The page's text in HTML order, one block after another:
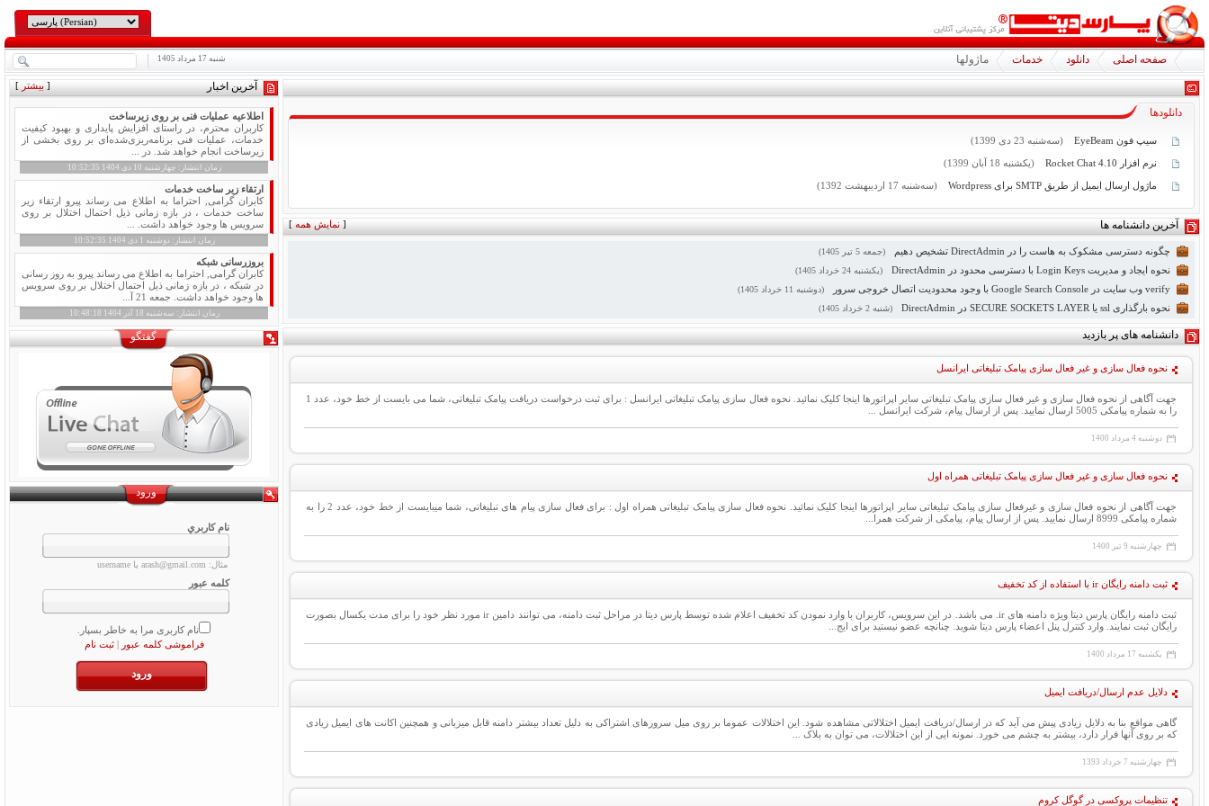
شنبه 17 مرداد 1405 صفحه اصلی دانلود خدمات ماژولها
آخرین اخبار [ بیشتر ]
اطلاعیه عملیات فنی بر روی زیرساخت
کاربران محترم، در راستای افزایش پایداری و بهبود کیفیت
خدمات، عملیات فنی برنامه‌ریزی‌شده‌ای بر روی بخشی از
زیرساخت انجام خواهد شد. در ...
زمان انتشار: چهارشنبه 10 دی 1404 10:52:35
ارتقاء زیر ساخت خدمات
کابران گرامی, احتراما به اطلاع می رساند پیرو ارتقاء زیر
ساخت خدمات ، در بازه زمانی ذیل احتمال اختلال بر روی
سرویس ها وجود خواهد داشت. ...
زمان انتشار:دوشنبه 1 دی 1404 10:52:35
بروزرسانی شبکه
کابران گرامی, احتراما به اطلاع می رساند پیرو به روز رسانی
در شبکه ، در بازه زمانی ذیل احتمال اختلال بر روی سرویس
ها وجود خواهد داشت. جمعه 21 آ...
زمان انتشار: سه‌شنبه 18 آذر 1404 10:48:18
گفتگو
ورود
نام کاربري
مثال: arash@gmail.com یا username
کلمه عبور
نام کاربری مرا به خاطر بسپار.
فراموشی کلمه عبور |ثبت نام
دانلودها
سیپ فون EyeBeam (سه‌شنبه 23 دی 1399)
نرم افزار Rocket Chat 4.10 (یکشنبه 18 آبان 1399)
ماژول ارسال ایمیل از طریق SMTP برای Wordpress (سه‌شنبه 17 اردیبهشت 1392)
آخرین دانشنامه ها [ نمایش همه ]
چگونه دسترسی مشکوک به هاست را در DirectAdmin تشخیص دهیم (جمعه 5 تیر 1405)
نحوه ایجاد و مدیریت Login Keys با دسترسی محدود در DirectAdmin (یکشنبه 24 خرداد 1405)
verify وب سایت در Google Search Console با وجود محدودیت اتصال خروجی سرور (دوشنبه 11 خرداد 1405)
نحوه بارگذاری ssl یا SECURE SOCKETS LAYER در DirectAdmin (شنبه 2 خرداد 1405)
دانشنامه های پر بازدید
نحوه فعال سازی و غیر فعال سازی پیامک تبلیغاتی ایرانسل
جهت آگاهی از نحوه فعال سازی و غیر فعال سازی پیامک تبلیغاتی سایر اپراتورها اینجا کلیک نمائید. نحوه فعال سازی پیامک تبلیغاتی ایرانسل : برای ثبت درخواست دریافت پیامک تبلیغاتی، شما می بایست از خط خود، عدد 1
را به شماره پیامکی 5005 ارسال نمایید. پس از ارسال پیام، شرکت ایرانسل ...
دوشنبه 4 مرداد 1400
نحوه فعال سازی و غیر فعال سازی پیامک تبلیغاتی همراه اول
جهت آگاهی از نحوه فعال سازی و غیرفعال سازی پیامک تبلیغاتی سایر اپراتورها اینجا کلیک نمائید. نحوه فعال سازی پیامک تبلیغاتی همراه اول : برای فعال سازی پیام های تبلیغاتی، شما میبایست از خط خود، عدد 2 را به
شماره پیامکی 8999 ارسال نمایید. پس از ارسال پیام، پیامکی از شرکت همرا...
چهارشنبه 9 تیر 1400
ثبت دامنه رایگان ir با استفاده از کد تخفیف
ثبت دامنه رایگان پارس دیتا ویژه دامنه های ir. می باشد. در این سرویس، کاربران با وارد نمودن کد تخفیف اعلام شده توسط پارس دیتا در مراحل ثبت دامنه، می توانند دامین ir مورد نظر خود را برای مدت یکسال بصورت
رایگان ثبت نمایند. وارد كنترل پنل اعضاء پارس ديتا شويد. چنانچه عضو نیستید برای ایج...
یکشنبه 17 مرداد 1400
دلایل عدم ارسال/دریافت ایمیل
گاهی مواقع بنا به دلایل زیادی پیش می آید که در ارسال/دریافت ایمیل اختلالاتی مشاهده شود. این اختلالات عموما بر روی میل سرورهای اشتراکی به دلیل تعداد بیشتر دامنه قابل میزبانی و همچنین اکانت های ایمیل زیادی
که بر روی آنها قرار دارد، بیشتر به چشم می خورد. نمونه ایی از این اختلالات، می توان به بلاک ...
چهارشنبه 7 خرداد 1393
تنظیمات پروکسی در گوگل کروم